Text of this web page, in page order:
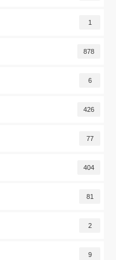
1
878
6
426
77
404
81
2
9